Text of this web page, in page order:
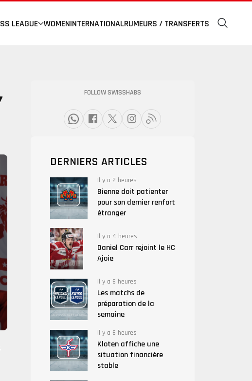
LEAGUE WOMENINTERNATIONALRUMEURS / TRANSFERTS
FOLLOW SWISSHABS
DERNIERS ARTICLES
Il y a 2 heures
Bienne doit patienter
pour son dernier renfort
étranger
Il y a 4 heures
Daniel Carr rejoint le HC
Ajoie
Il y a 6 heures
Les matchs de
préparation de la
semaine
Il y a 6 heures
Kloten affiche une
situation financière
stable